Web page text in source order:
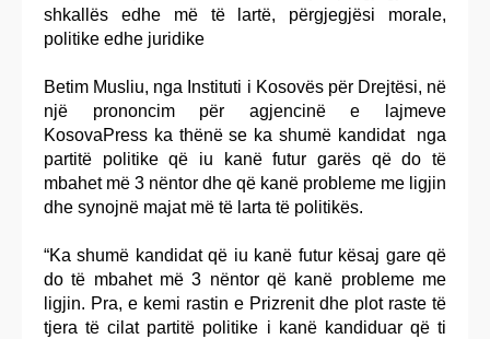
shkallës edhe më të lartë, përgjegjësi morale,
politike edhe juridike
Betim Musliu, nga Instituti i Kosovës për Drejtësi, në
një prononcim për agjencinë e lajmeve
KosovaPress ka thënë se ka shumë kandidat nga
partitë politike që iu kanë futur garës që do të
mbahet më 3 nëntor dhe që kanë probleme me ligjin
dhe synojnë majat më të larta të politikës.
“Ka shumë kandidat që iu kanë futur kësaj gare që
do të mbahet më 3 nëntor që kanë probleme me
ligjin. Pra, e kemi rastin e Prizrenit dhe plot raste të
tjera të cilat partitë politike i kanë kandiduar që ti